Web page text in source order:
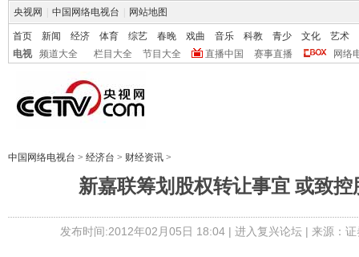
央视网 中国网络电视台 网站地图
首页 新闻 经济 体育 综艺 春晚 戏曲 音乐 科教 青少 文化
艺术
电视
频道大全 栏目大全 节目大全 直播中国 赛事直播 网络
中国网络电视台 > 经济台 > 财经资讯 >
新嘉联筹划股权转让事宜 或致控
发布时间:2012年02月05日 18:04 | 进入复兴论坛| 来源：